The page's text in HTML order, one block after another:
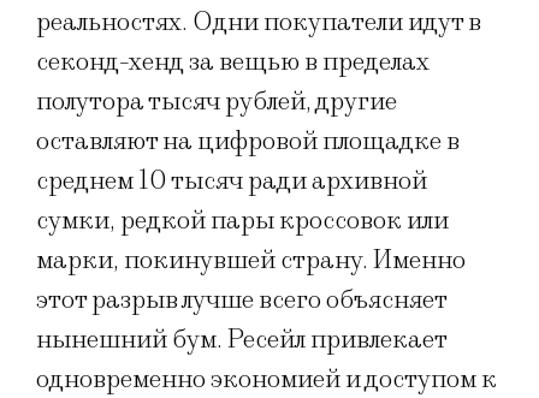
реальностях. Одни покупатели идут в
секонд-хенд за вещью в пределах
полутора тысяч рублей, другие
оставляют на цифровой площадке в
среднем 10 тысяч ради архивной
сумки, редкой пары кроссовок или
марки, покинувшей страну. Именно
этот разрыв лучше всего объясняет
нынешний бум. Ресейл привлекает
одновременно экономией и доступом к